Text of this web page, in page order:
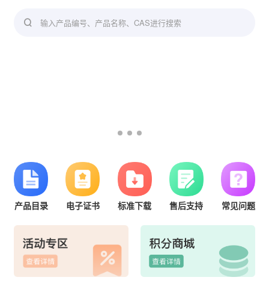
输入产品编号、产品名称、CAS进行搜索
产品目录 电子证书 标准下载 售后支持 常见问题